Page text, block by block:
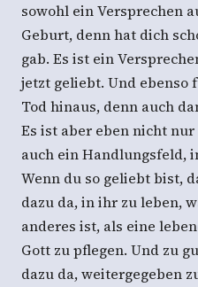
sowohl ein Versprechen
Geburt, denn hat dich
gab. Es ist ein
jetzt geliebt. Und
Tod hinaus, denn auch
Es ist aber eben nicht
auch ein Handlungsfeld,
Wenn du so geliebt bist,
dazu da, in ihr zu leben,
anderes ist, als eine
Gott zu pflegen. Und zu
dazu da, weitergegeben